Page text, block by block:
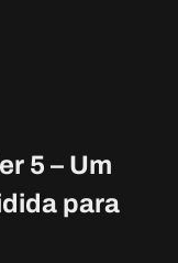
5 – Um
para